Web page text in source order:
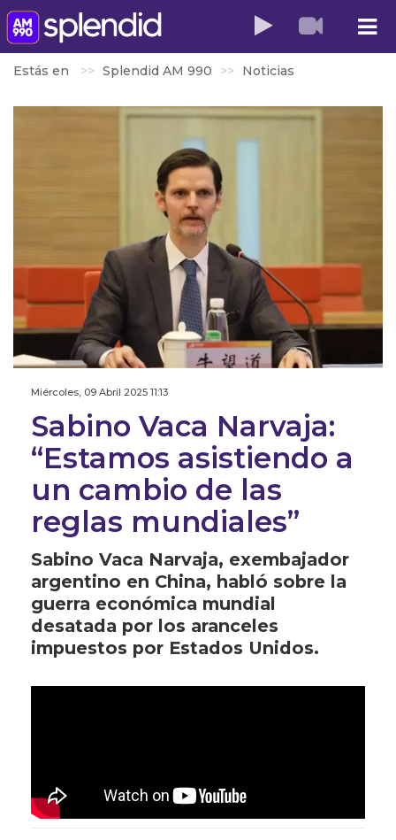
Estás en Splendid AM 990 Noticias
Miércoles, 09 Abril 2025 11:13
Sabino Vaca Narvaja:
“Estamos asistiendo a
un cambio de las
reglas mundiales”
Sabino Vaca Narvaja, exembajador
argentino en China, habló sobre la
guerra económica mundial
desatada por los aranceles
impuestos por Estados Unidos.